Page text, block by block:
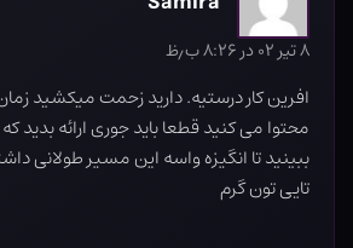
۸ تیر ۰۲ در ۸:۲۶ ب٫ظ
افرین کار درستیه. دارید زحمت میکشید
محتوا می کنید قطعا باید جوری ارائه بدید
ببینید تا انگیزه واسه این مسیر طولانی
تایی تون گرم